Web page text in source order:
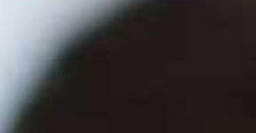
Regionalentwicklung